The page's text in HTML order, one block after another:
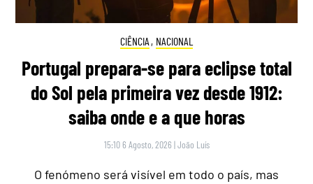
CIÊNCIA , NACIONAL
Portugal prepara-se para eclipse total
do Sol pela primeira vez desde 1912:
saiba onde e a que horas
15:10 6 Agosto, 2026 |João Luís
O fenómeno será visível em todo o país, mas